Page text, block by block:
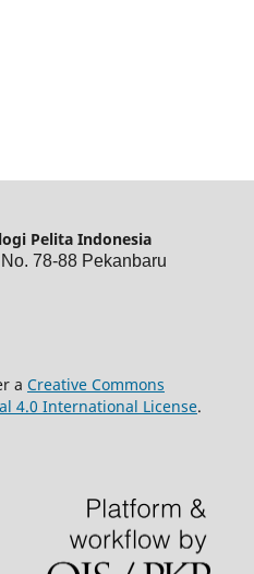
Pelita Indonesia
78-88 Pekanbaru
a Creative Commons
4.0 International License.